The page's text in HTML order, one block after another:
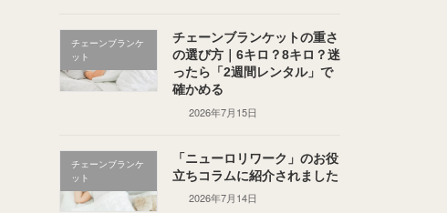
チェーンブランケ
ット
チェーンブランケットの重さ
の選び方｜6キロ？8キロ？迷
ったら「2週間レンタル」で
確かめる
2026年7月15日
チェーンブランケ
ット
「ニューロリワーク」のお役
立ちコラムに紹介されました
2026年7月14日